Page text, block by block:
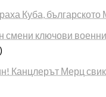
Куба,
смени ключови военни
Канцлерът Мерц